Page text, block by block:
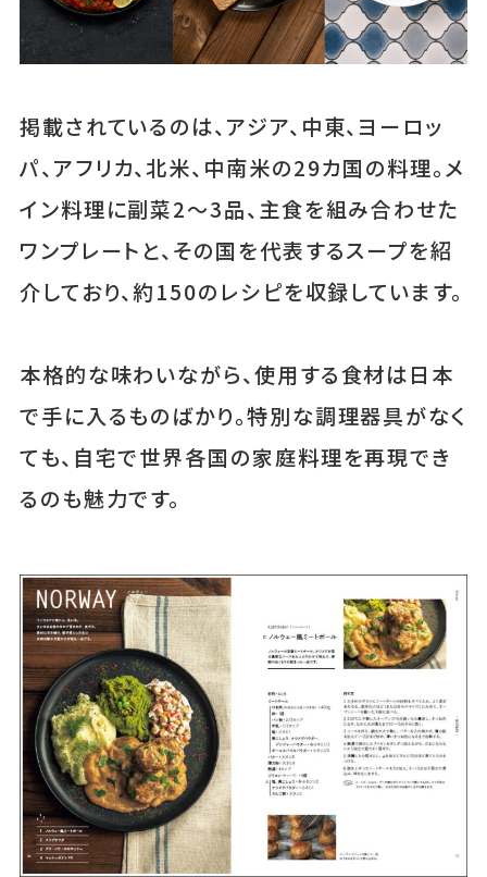
掲載されているのは、アジア、中東、ヨーロッ
パ、アフリカ、北米、中南米の29カ国の料理。メ
イン料理に副菜2〜3品、主食を組み合わせた
ワンプレートと、その国を代表するスープを紹
介しており、約150のレシピを収録しています。
本格的な味わいながら、使用する食材は日本
で手に入るものばかり。特別な調理器具がなく
ても、自宅で世界各国の家庭料理を再現でき
るのも魅力です。